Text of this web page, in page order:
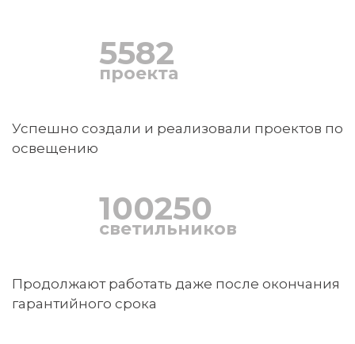
5582
проекта
Успешно создали и реализовали проектов по
освещению
100250
светильников
Продолжают работать даже после окончания
гарантийного срока